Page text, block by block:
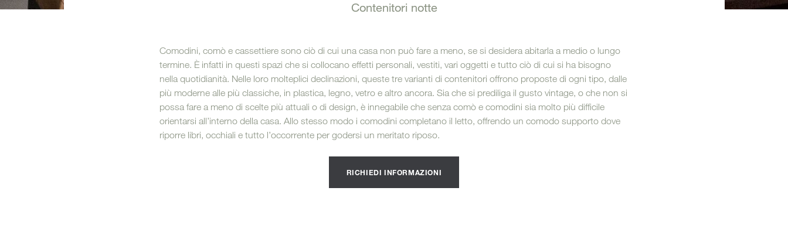
Contenitori notte
Comodini, comò e cassettiere sono ciò di cui una casa non può fare a meno, se si desidera abitarla a medio o lungo
termine. È infatti in questi spazi che si collocano effetti personali, vestiti, vari oggetti e tutto ciò di cui si ha bisogno
nella quotidianità. Nelle loro molteplici declinazioni, queste tre varianti di contenitori offrono proposte di ogni tipo, dalle
più moderne alle più classiche, in plastica, legno, vetro e altro ancora. Sia che si prediliga il gusto vintage, o che non si
possa fare a meno di scelte più attuali o di design, è innegabile che senza comò e comodini sia molto più difficile
orientarsi all’interno della casa. Allo stesso modo i comodini completano il letto, offrendo un comodo supporto dove
riporre libri, occhiali e tutto l’occorrente per godersi un meritato riposo.
RICHIEDI INFORMAZIONI